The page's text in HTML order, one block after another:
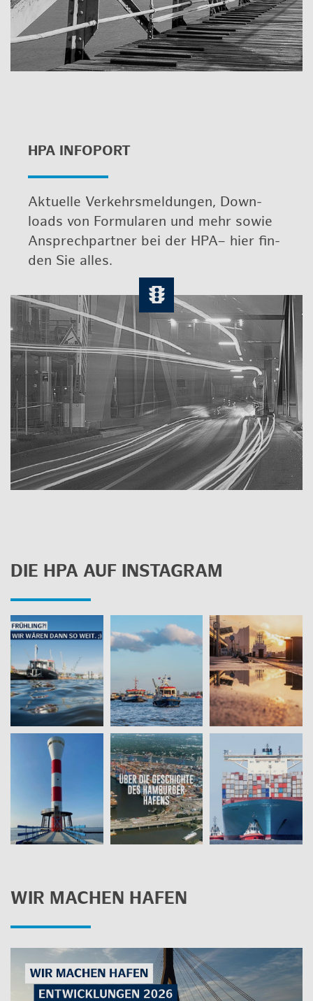
HPA IN­FO­PORT
Ak­tu­el­le Ver­kehrs­mel­dun­gen, Down­
loads von For­mu­la­ren und mehr sowie
An­sprech­part­ner bei der HPA– hier fin­
den Sie alles.
DIE HPA AUF INS­TA­GRAM
WIR MA­CHEN HAFEN